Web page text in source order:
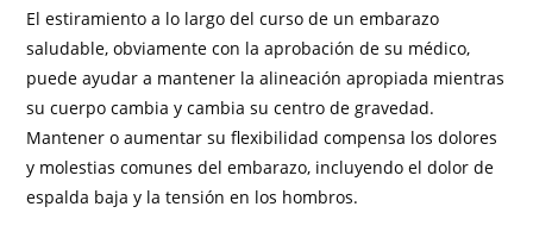
El estiramiento a lo largo del curso de un embarazo
saludable, obviamente con la aprobación de su médico,
puede ayudar a mantener la alineación apropiada mientras
su cuerpo cambia y cambia su centro de gravedad.
Mantener o aumentar su flexibilidad compensa los dolores
y molestias comunes del embarazo, incluyendo el dolor de
espalda baja y la tensión en los hombros.